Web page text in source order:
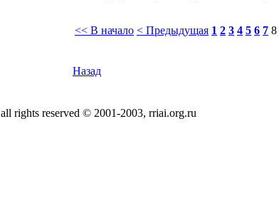
<< В начало < Предыдущая 1 2 3 4 5 6 7 8
Назад
all rights reserved © 2001-2003, rriai.org.ru